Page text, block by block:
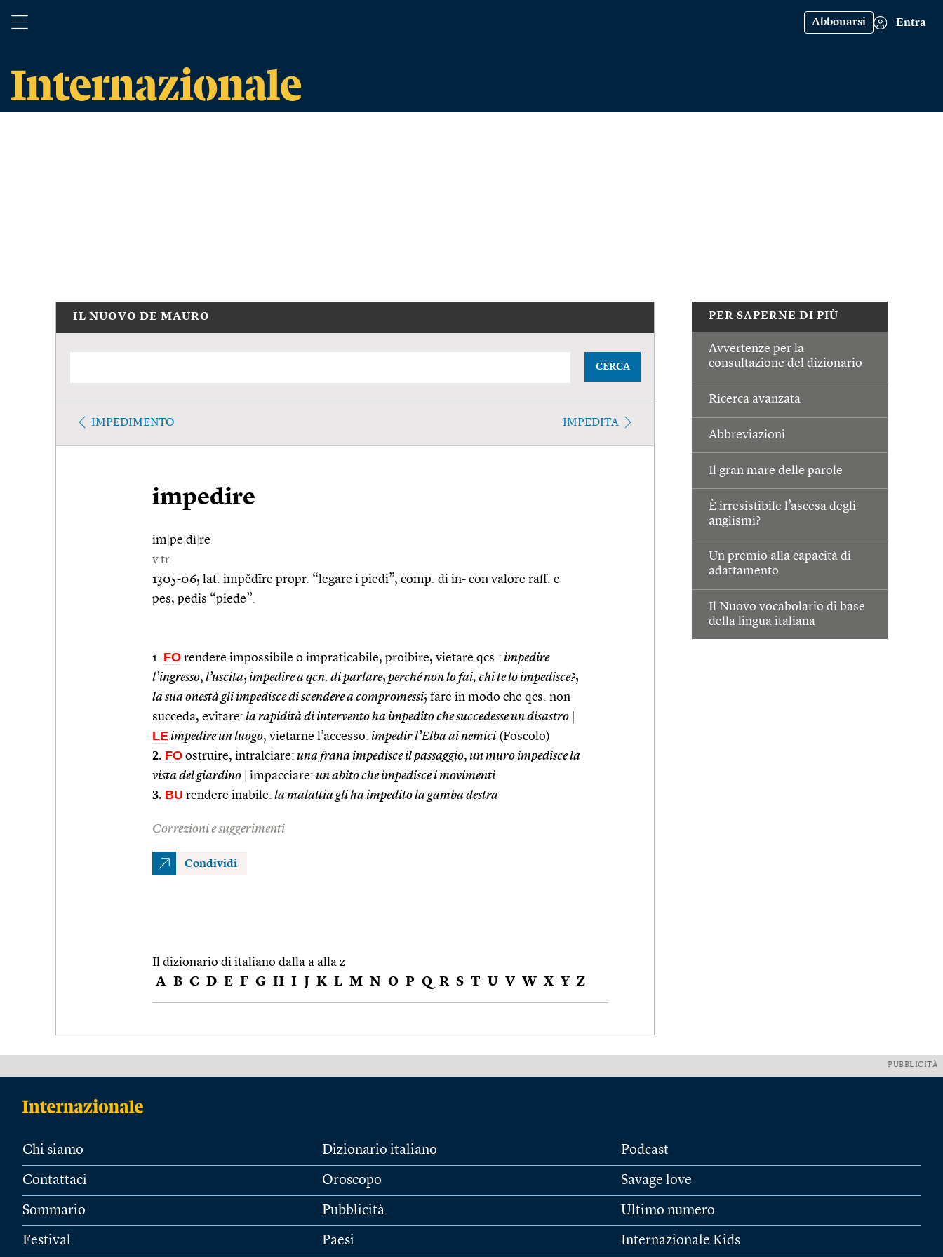
Abbonarsi Entra
PER SAPERNE DI PIÙ
Avvertenze per la
consultazione del dizionario
Ricerca avanzata
Abbreviazioni
Il gran mare delle parole
È irresistibile l’ascesa degli
anglismi?
Un premio alla capacità di
adattamento
Il Nuovo vocabolario di base
della lingua italiana
IL NUOVO DE MAURO
CERCA
IMPEDIMENTO IMPEDITA
impedire
im pe dì re
v.tr.
1305-06; lat. impĕdīre propr. “legare i piedi”, comp. di in- con valore raff. e
pes, pedis “piede”.
1. FO rendere impossibile o impraticabile, proibire, vietare qcs.: impedire
l’ingresso, l’uscita; impedire a qcn. di parlare; perché non lo fai, chi te lo impedisce?;
la sua onestà gli impedisce di scendere a compromessi; fare in modo che qcs. non
succeda, evitare: la rapidità di intervento ha impedito che succedesse un disastro
LE impedire un luogo, vietarne l’accesso: impedir l’Elba ai nemici (Foscolo)
2. FO ostruire, intralciare: una frana impedisce il passaggio, un muro impedisce la
vista del giardino
impacciare: un abito che impedisce i movimenti
3. BU rendere inabile: la malattia gli ha impedito la gamba destra
Correzioni e suggerimenti
Condividi
Il dizionario di italiano dalla a alla z
A B C D E F G H I J K L M N O P Q R S T U V W X Y Z
PUBBLICITÀ
Chi siamo
Contattaci
Sommario
Festival
Dizionario italiano
Oroscopo
Pubblicità
Paesi
Podcast
Savage love
Ultimo numero
Internazionale Kids